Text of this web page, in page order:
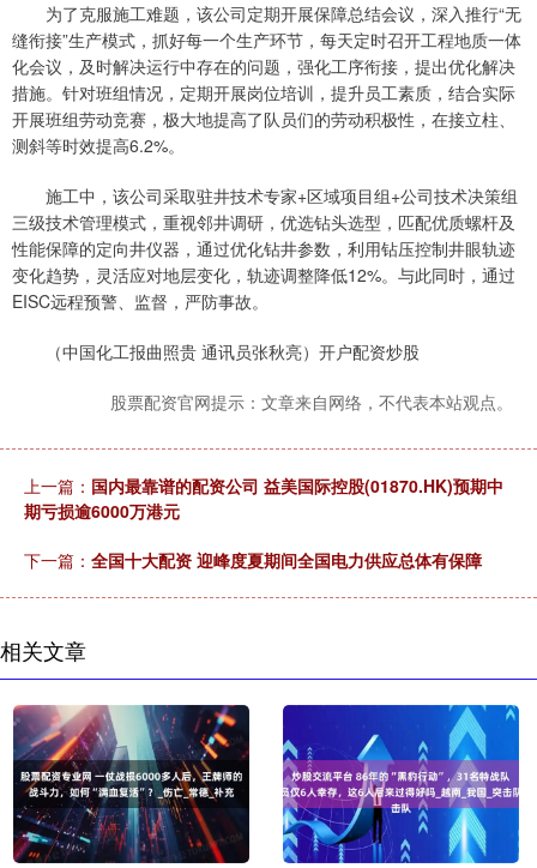
为了克服施工难题，该公司定期开展保障总结会议，深入推行“无
缝衔接”生产模式，抓好每一个生产环节，每天定时召开工程地质一体
化会议，及时解决运行中存在的问题，强化工序衔接，提出优化解决
措施。针对班组情况，定期开展岗位培训，提升员工素质，结合实际
开展班组劳动竞赛，极大地提高了队员们的劳动积极性，在接立柱、
测斜等时效提高6.2%。
施工中，该公司采取驻井技术专家+区域项目组+公司技术决策组
三级技术管理模式，重视邻井调研，优选钻头选型，匹配优质螺杆及
性能保障的定向井仪器，通过优化钻井参数，利用钻压控制井眼轨迹
变化趋势，灵活应对地层变化，轨迹调整降低12%。与此同时，通过
EISC远程预警、监督，严防事故。
（中国化工报曲照贵 通讯员张秋亮）开户配资炒股
股票配资官网提示：文章来自网络，不代表本站观点。
上一篇： 国内最靠谱的配资公司 益美国际控股(01870.HK)预期中
期亏损逾6000万港元
下一篇： 全国十大配资 迎峰度夏期间全国电力供应总体有保障
相关文章